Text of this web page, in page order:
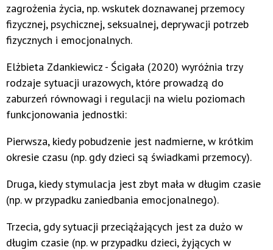
zagrożenia życia, np. wskutek doznawanej przemocy
fizycznej, psychicznej, seksualnej, deprywacji potrzeb
fizycznych i emocjonalnych.
Elżbieta Zdankiewicz - Ścigała (2020) wyróżnia trzy
rodzaje sytuacji urazowych, które prowadzą do
zaburzeń równowagi i regulacji na wielu poziomach
funkcjonowania jednostki:
Pierwsza, kiedy pobudzenie jest nadmierne, w krótkim
okresie czasu (np. gdy dzieci są świadkami przemocy).
Druga, kiedy stymulacja jest zbyt mała w długim czasie
(np. w przypadku zaniedbania emocjonalnego).
Trzecia, gdy sytuacji przeciążających jest za dużo w
długim czasie (np. w przypadku dzieci, żyjących w